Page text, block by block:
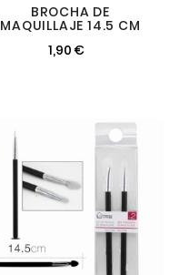
BROCHA DE
MAQUILLAJE 14.5 CM
1,90 €